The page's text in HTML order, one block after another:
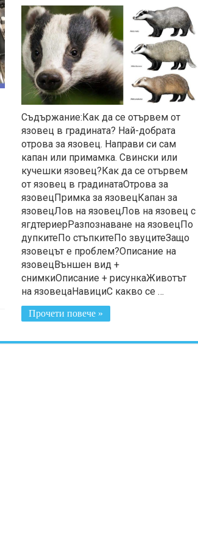
Съдържание:Как да се отървем от
язовец в градината? Най-добрата
отрова за язовец. Направи си сам
капан или примамка. Свински или
кучешки язовец?Как да се отървем
от язовец в градинатаОтрова за
язовецПримка за язовецКапан за
язовецЛов на язовецЛов на язовец с
ягдтериерРазпознаване на язовецПо
дупкитеПо стъпкитеПо звуцитеЗащо
язовецът е проблем?Описание на
язовецВъншен вид +
снимкиОписание + рисункаЖивотът
на язовецаНавициС какво се …
Прочети повече »